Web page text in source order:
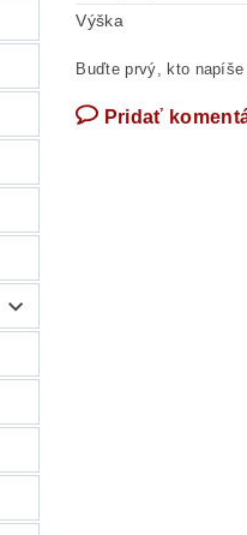
Výška
Buďte prvý, kto
Pridať